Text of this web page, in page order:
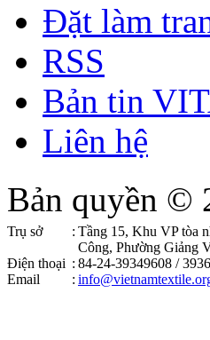
Đặt làm
RSS
Bản tin
Liên hệ
Bản quyền ©
Trụ sở : Tầng 15, Khu VP tòa
Công, Phường Giảng
Điện thoại : 84-24-39349608 /
Email
: